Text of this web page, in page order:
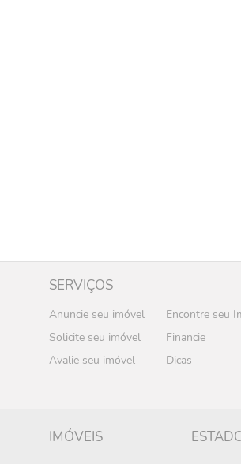
SERVIÇOS
Anuncie seu imóvel Encontre seu
Solicite seu imóvel
Financie
Avalie seu imóvel
Dicas
IMÓVEIS